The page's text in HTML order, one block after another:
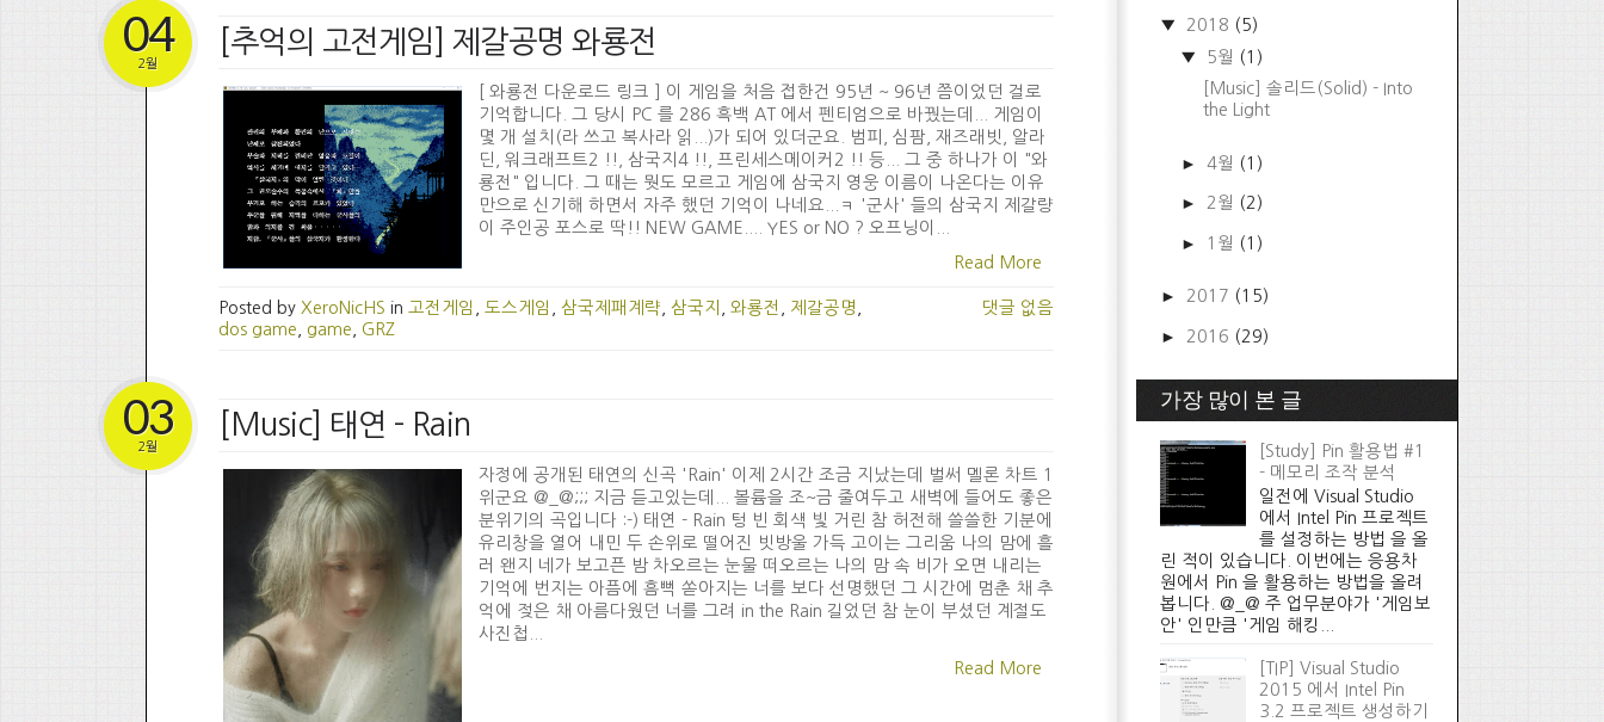
[추억의 고전게임] 제갈공명 와룡전
04
2월
[ 와룡전 다운로드 링크 ] 이 게임을 처음 접한건 95년 ~ 96년 쯤이었던 걸로
기억합니다. 그 당시 PC 를 286 흑백 AT 에서 펜티엄으로 바꿨는데... 게임이
몇 개 설치(라 쓰고 복사라 읽...)가 되어 있더군요. 범피, 심팜, 재즈래빗, 알라
딘, 워크래프트2 !!, 삼국지4 !!, 프린세스메이커2 !! 등... 그 중 하나가 이 "와
룡전" 입니다. 그 때는 뭣도 모르고 게임에 삼국지 영웅 이름이 나온다는 이유
만으로 신기해 하면서 자주 했던 기억이 나네요...ㅋ '군사' 들의 삼국지 제갈량
이 주인공 포스로 딱!! NEW GAME.... YES or NO ? 오프닝이...
Read More
Posted by XeroNicHS in 고전게임 도스게임 삼국제패계략 삼국지 와룡전 제갈공명
dos game
game GRZ
댓글 없음
[Music] 태연 - Rain
03
2월
자정에 공개된 태연의 신곡 'Rain' 이제 2시간 조금 지났는데 벌써 멜론 차트 1
위군요 @_@;;; 지금 듣고있는데... 볼륨을 조~금 줄여두고 새벽에 들어도 좋은
분위기의 곡입니다 :-) 태연 - Rain 텅 빈 회색 빛 거린 참 허전해 쓸쓸한 기분에
유리창을 열어 내민 두 손위로 떨어진 빗방울 가득 고이는 그리움 나의 맘에 흘
러 왠지 네가 보고픈 밤 차오르는 눈물 떠오르는 나의 맘 속 비가 오면 내리는
기억에 번지는 아픔에 흠뻑 쏟아지는 너를 보다 선명했던 그 시간에 멈춘 채 추
억에 젖은 채 아름다웠던 너를 그려 in the Rain 길었던 참 눈이 부셨던 계절도
사진첩...
Read More
▼ 2018 (5)
▼
5월 (1)
[Music] 솔리드(Solid) - Into
the Light
►4월 (1)
► 2월 (2)
► 1월 (1)
► 2017 (15)
► 2016 (29)
가장 많이 본 글
[Study] Pin 활용법 #1
- 메모리 조작 분석
일전에 Visual Studio
에서 Intel Pin 프로젝트
를 설정하는 방법 을 올
린 적이 있습니다. 이번에는 응용차
원에서 Pin 을 활용하는 방법을 올려
봅니다. @_@ 주 업무분야가 '게임보
안' 인만큼 '게임 해킹...
[TIP] Visual Studio
2015 에서 Intel Pin
3.2 프로젝트 생성하기